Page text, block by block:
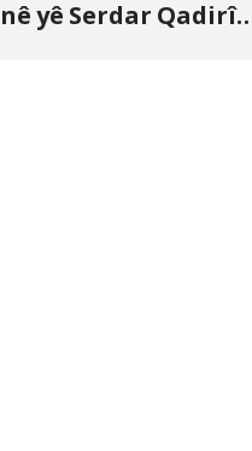
yê Serdar Qadirî